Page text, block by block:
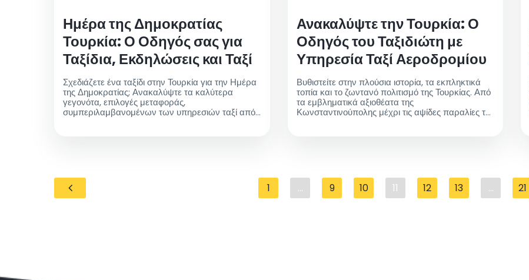
Ημέρα της Δημοκρατίας
Τουρκία: Ο Οδηγός σας για
Ταξίδια, Εκδηλώσεις και Ταξί
Αεροδρομίου
Σχεδιάζετε ένα ταξίδι στην Τουρκία για την Ημέρα
της Δημοκρατίας; Ανακαλύψτε τα καλύτερα
γεγονότα, επιλογές μεταφοράς,
συμπεριλαμβανομένων των υπηρεσιών ταξί από/
Ανακαλύψτε την Τουρκία: Ο
Οδηγός του Ταξιδιώτη με
Υπηρεσία Ταξί Αεροδρομίου
Βυθιστείτε στην πλούσια ιστορία, τα εκπληκτικά
τοπία και το ζωντανό πολιτισμό της Τουρκίας. Από
τα εμβληματικά αξιοθέατα της
Κωνσταντινούπολης μέχρι τις αψίδες παραλίες της
1 ... 9 10 11 12 13 ... 21